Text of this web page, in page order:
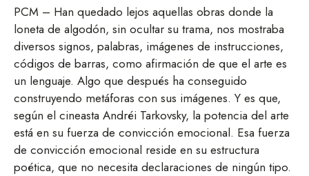
PCM – Han quedado lejos aquellas obras donde la
loneta de algodón, sin ocultar su trama, nos mostraba
diversos signos, palabras, imágenes de instrucciones,
códigos de barras, como afirmación de que el arte es
un lenguaje. Algo que después ha conseguido
construyendo metáforas con sus imágenes. Y es que,
según el cineasta Andréi Tarkovsky, la potencia del arte
está en su fuerza de convicción emocional. Esa fuerza
de convicción emocional reside en su estructura
poética, que no necesita declaraciones de ningún tipo.